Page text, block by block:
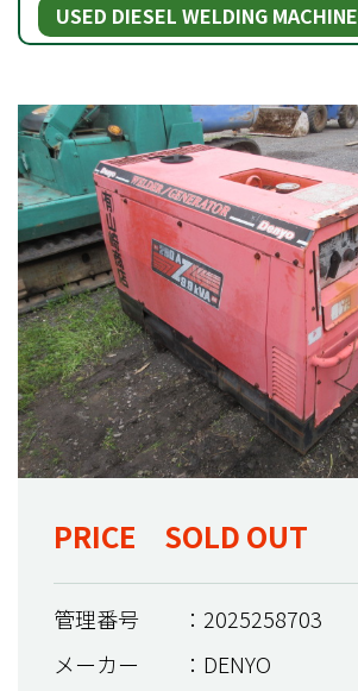
USED DIESEL WELDING MACHINE
PRICE SOLD OUT
管理番号
：2025258703
メーカー
：DENYO